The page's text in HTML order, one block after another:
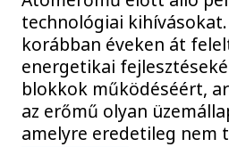
technológiai kihívásokat.
korábban éveken át
energetikai
blokkok működéséért,
az erőmű olyan
amelyre eredetileg nem